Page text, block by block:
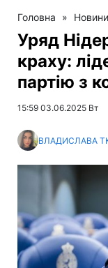
Головна » Новини
Уряд
краху:
партію з
15:59 03.06.2025 Вт
ВЛАДИСЛАВА